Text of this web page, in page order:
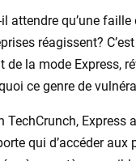
il attendre qu’une
réagissent?
de la mode Express,
ce genre de
TechCrunch, Express
qui d’accéder